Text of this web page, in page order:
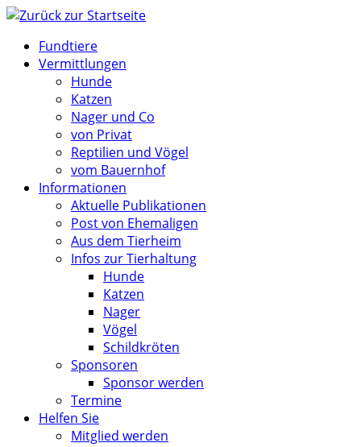
Zum
springenFundtiere
Vermittlungen
Hunde
Katzen
Nager und Co
von Privat
Reptilien und Vögel
vom Bauernhof
Informationen
Aktuelle Publikationen
Post von Ehemaligen
Aus dem Tierheim
Infos zur Tierhaltung
Hunde
Katzen
Nager
Vögel
Schildkröten
Sponsoren
Sponsor werden
Termine
Helfen Sie
Mitglied werden